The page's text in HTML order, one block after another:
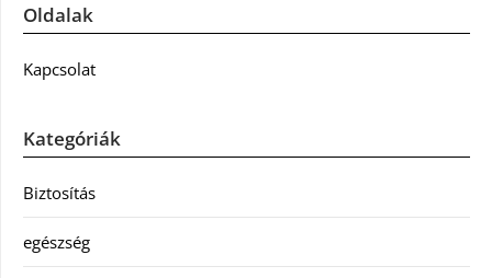
Oldalak
Kapcsolat
Kategóriák
Biztosítás
egészség